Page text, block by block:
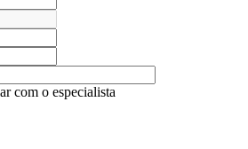
com o especialista